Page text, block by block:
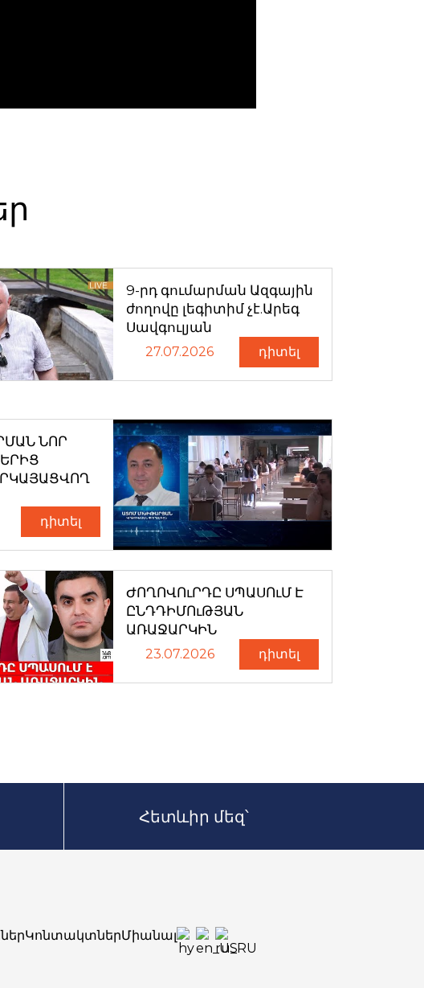
9-րդ գումարման Ազգային
ժողովը լեգիտիմ չէ.Արեգ
Սավգուլյան
27.07.2026 դիտել
ՆՈՐ
դիտել
ԺՈՂՈՎՈւՐԴԸ ՍՊԱՍՈւՄ Է
ԸՆԴԴԻՄՈւԹՅԱՆ
ԱՌԱՋԱՐԿԻՆ
23.07.2026 դիտել
Հետևիր մեզ՝
ԿոնտակտներՄիանալ